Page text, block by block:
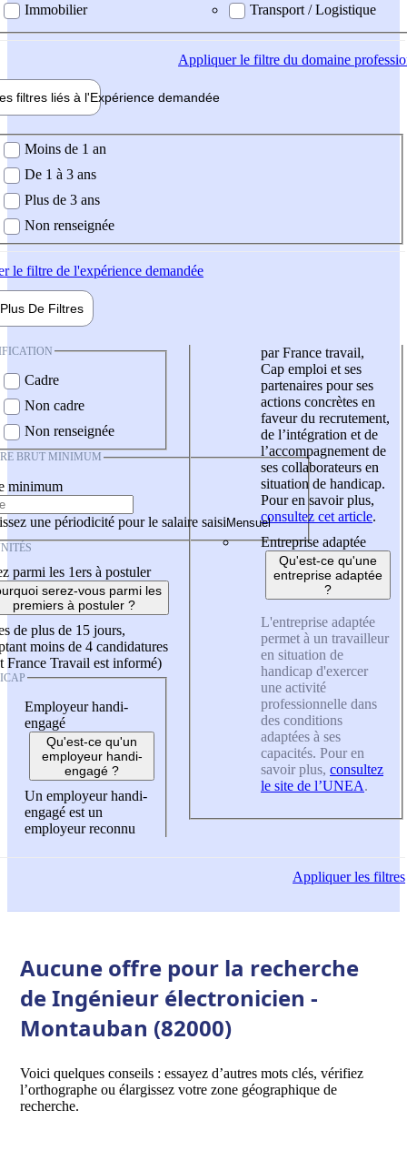
Immobilier
Transport / Logistique
Appliquerle filtre du domaine
filtres liés à l'Expérience demandée
demandée
Moins de 1 an
De 1 à 3 ans
Plus de 3 ans
Non renseignée
le filtre de l'expérience demandée
Plus De Filtres
Cadre
Non cadre
Non renseignée
BRUT MINIMUM
minimum
une périodicité pour le salaire saisi
parmi les 1ers à postuler
serez-vous parmi les
premiers à postuler ?
de plus de 15 jours,
moins de 4 candidatures
France Travail est informé)
Employeur handi-
engagé
Qu'est-ce qu'un
employeur handi-
engagé ?
Un employeur handi-
engagé est un
employeur reconnu
par France travail,
Cap emploi et ses
partenaires pour ses
actions concrètes en
faveur du recrutement,
de l’intégration et de
l’accompagnement de
ses collaborateurs en
situation de handicap.
Pour en savoir plus,
consultez cet article.
Entreprise adaptée
Qu'est-ce qu'une
entreprise adaptée
?
L'entreprise adaptée
permet à un travailleur
en situation de
handicap d'exercer
une activité
professionnelle dans
des conditions
adaptées à ses
capacités. Pour en
savoir plus, consultez
le site de l’UNEA.
Appliquerles filtres
Aucune offre pour la recherche
de Ingénieur électronicien -
Montauban (82000)
Voici quelques conseils : essayez d’autres mots clés, vérifiez
l’orthographe ou élargissez votre zone géographique de
recherche.